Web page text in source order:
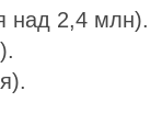
над 2,4 млн).